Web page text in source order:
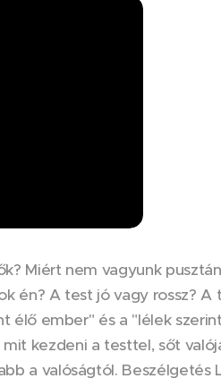
Miért nem vagyunk
én? A test jó vagy rossz?
élő ember" és a "lélek
kezdeni a testtel, sőt
a valóságtól.